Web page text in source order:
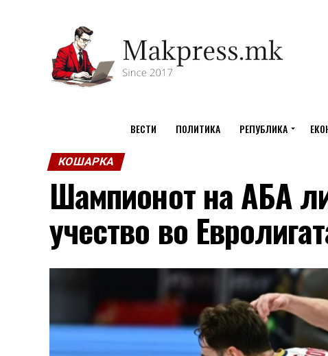
ВЕСТИ ПОЛИТИКА РЕПУБЛИКА
КОШАРКА
Шампионот на АБА
учество во